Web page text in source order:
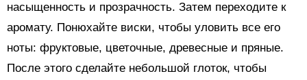
насыщенность и прозрачность. Затем переходите к
аромату. Понюхайте виски, чтобы уловить все его
ноты: фруктовые, цветочные, древесные и пряные.
После этого сделайте небольшой глоток, чтобы